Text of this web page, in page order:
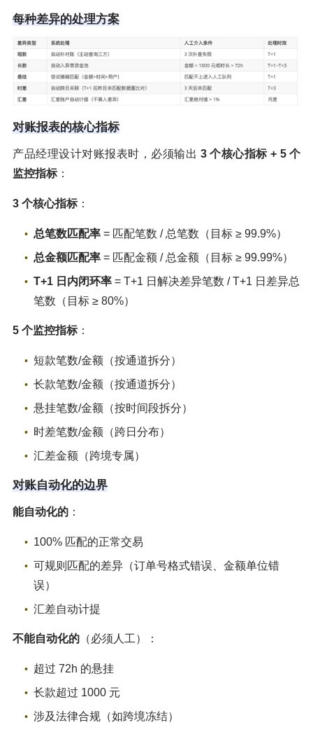
每种差异的处理方案
对账报表的核心指标
产品经理设计对账报表时，必须输出 3 个核心指标 + 5 个
监控指标：
3 个核心指标：
总笔数匹配率 = 匹配笔数 / 总笔数（目标 ≥ 99.9%）
总金额匹配率 = 匹配金额 / 总金额（目标 ≥ 99.99%）
T+1 日内闭环率 = T+1 日解决差异笔数 / T+1 日差异总
笔数（目标 ≥ 80%）
5 个监控指标：
短款笔数/金额（按通道拆分）
长款笔数/金额（按通道拆分）
悬挂笔数/金额（按时间段拆分）
时差笔数/金额（跨日分布）
汇差金额（跨境专属）
对账自动化的边界
能自动化的 ：
100% 匹配的正常交易
可规则匹配的差异（订单号格式错误、金额单位错
误）
汇差自动计提
不能自动化的 （必须人工）：
超过 72h 的悬挂
长款超过 1000 元
涉及法律合规（如跨境冻结）